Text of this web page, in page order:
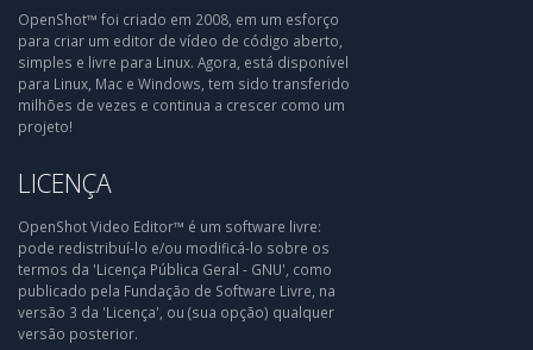
OpenShot™ foi criado em 2008, em um esforço
para criar um editor de vídeo de código aberto,
simples e livre para Linux. Agora, está disponível
para Linux, Mac e Windows, tem sido transferido
milhões de vezes e continua a crescer como um
projeto!
LICENÇA
OpenShot Video Editor™ é um software livre:
pode redistribuí-lo e/ou modificá-lo sobre os
termos da 'Licença Pública Geral - GNU', como
publicado pela Fundação de Software Livre, na
versão 3 da 'Licença', ou (sua opção) qualquer
versão posterior.